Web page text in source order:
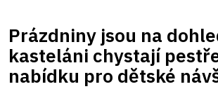
Prázdniny jsou na
kasteláni chystají
nabídku pro dětské